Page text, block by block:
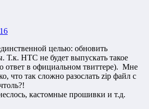
целью: обновить
Т.к. HTC не будет выпускать такое
ответ в официальном твиттере). Мне
что так сложно разослать zip файл с
кастомные прошивки и т.д.